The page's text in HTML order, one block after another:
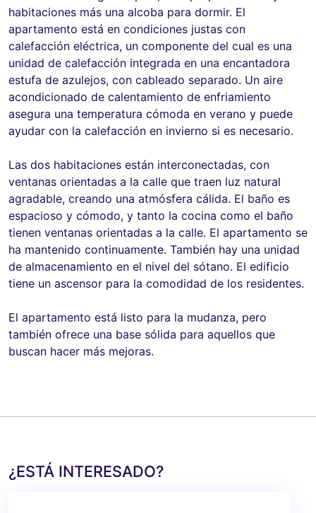
habitaciones más una alcoba para dormir. El
apartamento está en condiciones justas con
calefacción eléctrica, un componente del cual es una
unidad de calefacción integrada en una encantadora
estufa de azulejos, con cableado separado. Un aire
acondicionado de calentamiento de enfriamiento
asegura una temperatura cómoda en verano y puede
ayudar con la calefacción en invierno si es necesario.
Las dos habitaciones están interconectadas, con
ventanas orientadas a la calle que traen luz natural
agradable, creando una atmósfera cálida. El baño es
espacioso y cómodo, y tanto la cocina como el baño
tienen ventanas orientadas a la calle. El apartamento se
ha mantenido continuamente. También hay una unidad
de almacenamiento en el nivel del sótano. El edificio
tiene un ascensor para la comodidad de los residentes.
El apartamento está listo para la mudanza, pero
también ofrece una base sólida para aquellos que
buscan hacer más mejoras.
¿ESTÁ INTERESADO?